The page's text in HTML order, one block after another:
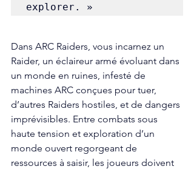
explorer. »
Dans ARC Raiders, vous incarnez un
Raider, un éclaireur armé évoluant dans
un monde en ruines, infesté de
machines ARC conçues pour tuer,
d’autres Raiders hostiles, et de dangers
imprévisibles. Entre combats sous
haute tension et exploration d’un
monde ouvert regorgeant de
ressources à saisir, les joueurs doivent